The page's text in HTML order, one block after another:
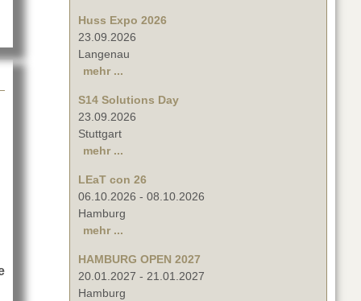
Huss Expo 2026
23.09.2026
Langenau
mehr ...
S14 Solutions Day
23.09.2026
Stuttgart
mehr ...
LEaT con 26
06.10.2026 - 08.10.2026
Hamburg
mehr ...
HAMBURG OPEN 2027
20.01.2027 - 21.01.2027
Hamburg